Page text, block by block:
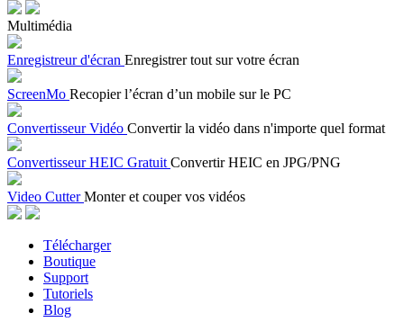
Multimédia
Enregistreur d'écran Enregistrer tout sur votre écran
ScreenMo Recopier l’écran d’un mobile sur le PC
Convertisseur Vidéo Convertir la vidéo dans n'importe quel format
Convertisseur HEIC Gratuit Convertir HEIC en JPG/PNG
Video Cutter Monter et couper vos vidéos
Télécharger
Boutique
Support
Tutoriels
Blog